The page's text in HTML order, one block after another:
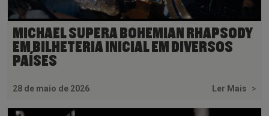
MICHAEL SUPERA BOHEMIAN RHAPSODY
EM BILHETERIA INICIAL EM DIVERSOS
PAÍSES
28 de maio de 2026 Ler Mais >